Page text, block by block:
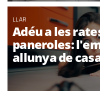
LLAR
Adéu a les
paneroles:
allunya de